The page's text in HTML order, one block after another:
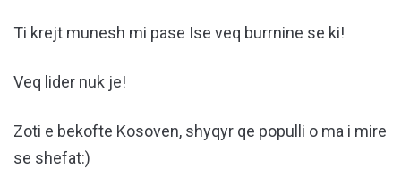
Ti krejt munesh mi pase Ise veq burrnine se ki!
Veq lider nuk je!
Zoti e bekofte Kosoven, shyqyr qe populli o ma i mire
se shefat:)